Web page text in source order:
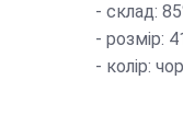
- склад:
- розмір:
- колір: